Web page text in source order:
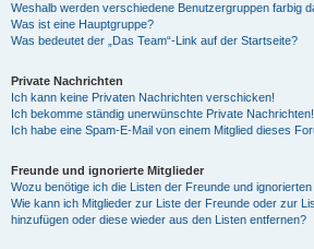
Weshalb werden verschiedene Benutzergruppen farbig
Was ist eine Hauptgruppe?
Was bedeutet der „Das Team“-Link auf der Startseite?
Private Nachrichten
Ich kann keine Privaten Nachrichten verschicken!
Ich bekomme ständig unerwünschte Private Nachrichten!
Ich habe eine Spam-E-Mail von einem Mitglied dieses
Freunde und ignorierte Mitglieder
Wozu benötige ich die Listen der Freunde und ignorierten
Wie kann ich Mitglieder zur Liste der Freunde oder zur
hinzufügen oder diese wieder aus den Listen entfernen?